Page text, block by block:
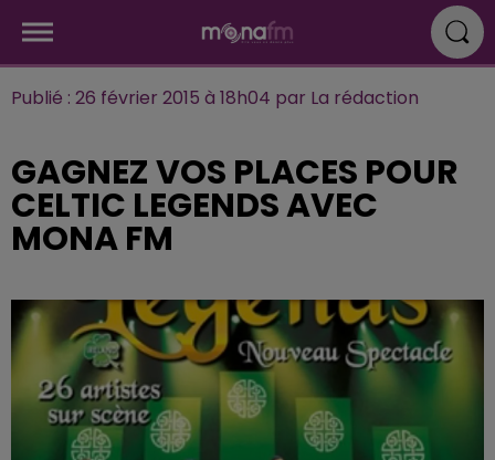
Publié : 26 février 2015 à 18h04 par La rédaction
GAGNEZ VOS PLACES POUR
CELTIC LEGENDS AVEC
MONA FM